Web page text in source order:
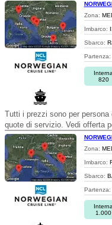
Zona:
Imbarco:
Sbarco:
Partenza:
820
Tutti i prezzi sono per
quote di servizio. Vedi offerta
Zona:
Imbarco:
Sbarco:
Partenza:
Interna
1.000